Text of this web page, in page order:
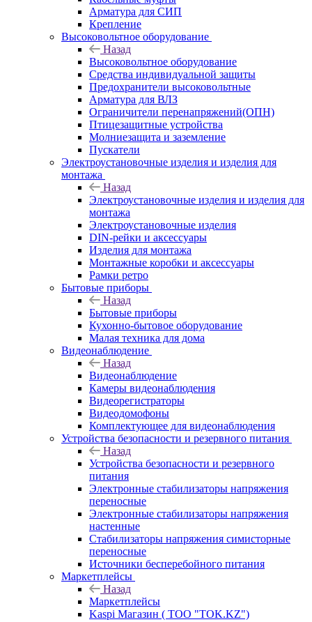
Арматура для СИП
Крепление
Высоковольтное оборудование
Назад
Высоковольтное оборудование
Средства индивидуальной защиты
Предохранители высоковольтные
Арматура для ВЛЗ
Ограничители перенапряжений(ОПН)
Птицезащитные устройства
Молниезащита и заземление
Пускатели
Электроустановочные изделия и изделия для
монтажа
Назад
Электроустановочные изделия и изделия для
монтажа
Электроустановочные изделия
DIN-рейки и аксессуары
Изделия для монтажа
Монтажные коробки и аксессуары
Рамки ретро
Бытовые приборы
Назад
Бытовые приборы
Кухонно-бытовое оборудование
Малая техника для дома
Видеонаблюдение
Назад
Видеонаблюдение
Камеры видеонаблюдения
Видеорегистраторы
Видеодомофоны
Комплектующее для видеонаблюдения
Устройства безопасности и резервного питания
Назад
Устройства безопасности и резервного
питания
Электронные стабилизаторы напряжения
переносные
Электронные стабилизаторы напряжения
настенные
Стабилизаторы напряжения симисторные
переносные
Источники бесперебойного питания
Маркетплейсы
Назад
Маркетплейсы
Kaspi Магазин ( ТОО "TOK.KZ")